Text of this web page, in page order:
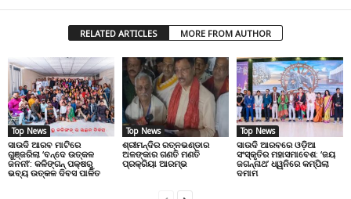
RELATED ARTICLES MORE FROM AUTHOR
Top News
ସାଉଦି ଆରବ ମାଟିରେ
ଗୁଞ୍ଜରିଲା ‘ବନ୍ଦେ ଉତ୍କଳ
ଜନନୀ’: କଳିଙ୍ଗନ୍ ପକ୍ଷରୁ
ଭବ୍ୟ ଉତ୍କଳ ଦିବସ ପାଳିତ
Top News
ଶ୍ରୀମନ୍ଦିର ରତ୍ନଭଣ୍ଡାର
ଅଳଙ୍କାର ଗଣତି ମଣତି
ପ୍ରକ୍ରିୟା ଆରମ୍ଭ
Top News
ସାଉଦି ଆରବରେ ଓଡ଼ିଆ
ସଂସ୍କୃତିର ମହାସମାବେଶ: ‘ଜୟ
ଜଗନ୍ନାଥ’ ଧ୍ୱନିରେ କମ୍ପିଲା
ଦମାମ